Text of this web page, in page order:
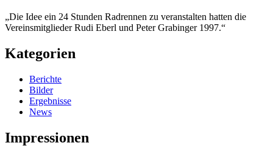
„Die Idee ein 24 Stunden Radrennen zu veranstalten hatten die
Vereinsmitglieder Rudi Eberl und Peter Grabinger 1997.“
Kategorien
Berichte
Bilder
Ergebnisse
News
Impressionen